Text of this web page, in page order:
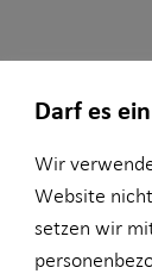
Kundinnen
Darf es
Wir
Website
setzen wir